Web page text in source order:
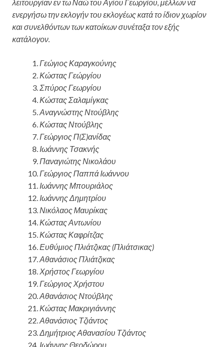
λειτουργίαν εν τω Ναώ του Αγίου Γεωργίου, μέλλων να
ενεργήσω την εκλογήν του εκλογέως κατά το ίδιον χωρίον
και συνελθόντων των κατοίκων συνέταξα τον εξής
κατάλογον.
Γεώγιος Καραγκούνης
Κώστας Γεώργίου
Σπύρος Γεωργίου
Κώστας Σαλαμίγκας
Αναγνώστης Ντούβλης
Κώστας Ντούβλης
Γεώργιος Π(Σ)ανίδας
Ιωάννης Τσακνής
Παναγιώτης Νικολάου
Γεώργιος Παππά Ιωάννου
Ιωάννης Μπουριάλος
Ιωάννης Δημητρίου
Νικόλαος Μαυρίκας
Κώστας Αντωνίου
Κώστας Καφρίτζας
Ευθύμιος Πλιάτζικας (Πλιάτσικας)
Αθανάσιος Πλιάτζικας
Χρήστος Γεωργίου
Γεώργιος Χρήστου
Αθανάσιος Ντούβλης
Κώστας Μακριγιάννης
Αθανάσιος Τζιάντος
Δημήτριος Αθανασίου Τζιάντος
Ιωάννης Θεοδώρου